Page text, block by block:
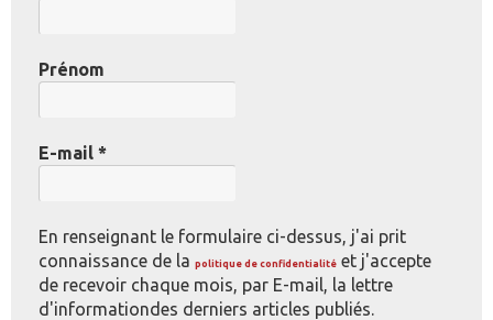
Prénom
E-mail *
En renseignant le formulaire ci-dessus, j'ai prit
connaissance de la politique de confidentialité et j'accepte
de recevoir chaque mois, par E-mail, la lettre
d'informationdes derniers articles publiés.